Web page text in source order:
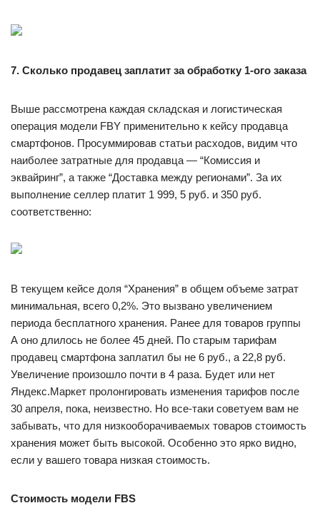
7. Сколько продавец заплатит за обработку 1-ого заказа
Выше рассмотрена каждая складская и логистическая
операция модели FBY применительно к кейсу продавца
смартфонов. Просуммировав статьи расходов, видим что
наиболее затратные для продавца — “Комиссия и
эквайринг”, а также “Доставка между регионами”. За их
выполнение селлер платит 1 999, 5 руб. и 350 руб.
соответственно:
В текущем кейсе доля “Хранения” в общем объеме затрат
минимальная, всего 0,2%. Это вызвано увеличением
периода бесплатного хранения. Ранее для товаров группы
А оно длилось не более 45 дней. По старым тарифам
продавец смартфона заплатил бы не 6 руб., а 22,8 руб.
Увеличение произошло почти в 4 раза. Будет или нет
Яндекс.Маркет пролонгировать изменения тарифов после
30 апреля, пока, неизвестно. Но все-таки советуем вам не
забывать, что для низкооборачиваемых товаров стоимость
хранения может быть высокой. Особенно это ярко видно,
если у вашего товара низкая стоимость.
Стоимость модели FBS